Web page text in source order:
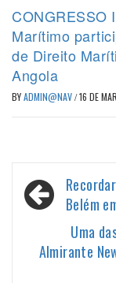
CONGRESSO
Marítimo
de Direito
Angola
BYADMIN@NAV/16 DE
de
Belém
Uma
Almirante